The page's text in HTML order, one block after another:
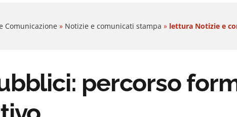
Comunicazione » Notizie e comunicati stampa » lettura Notizie e
percorso